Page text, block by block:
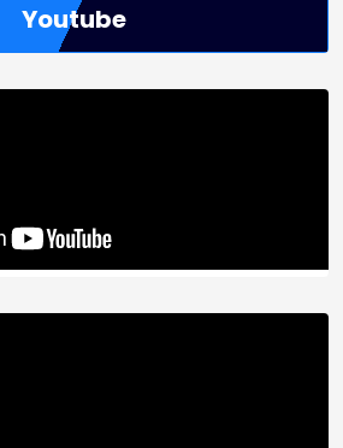
Youtube